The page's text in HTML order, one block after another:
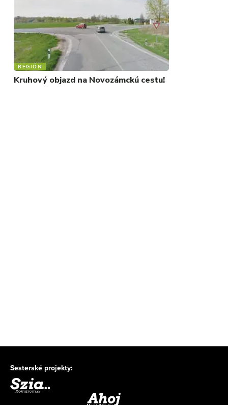
REGIÓN
Kruhový objazd na Novozámckú cestu!
Sesterské projekty: